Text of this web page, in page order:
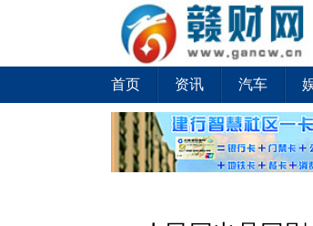
首页 资讯 汽车